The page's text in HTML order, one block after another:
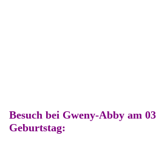
Besuch bei Gweny-Abby am
Geburtstag: